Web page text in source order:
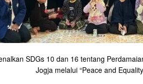
SDGs 10 dan 16 tentang
Jogja melalui “Peace and